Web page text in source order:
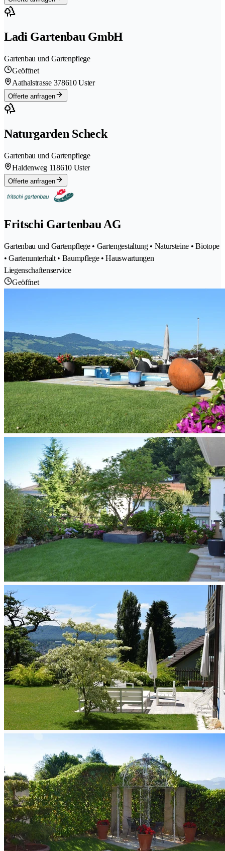
Ladi Gartenbau GmbH
Gartenbau und Gartenpflege
Geöffnet
Aathalstrasse 378610 Uster
Offerte anfragen
Naturgarden Scheck
Gartenbau und Gartenpflege
Haldenweg 118610 Uster
Offerte anfragen
Fritschi Gartenbau AG
Gartenbau und Gartenpflege • Gartengestaltung • Natursteine • Biotope
• Gartenunterhalt • Baumpflege • Hauswartungen
Liegenschaftenservice
Geöffnet